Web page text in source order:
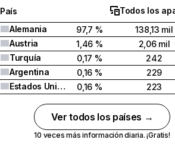
País
Todos los
Alemania
97,7 %
138,13 mil
Austria
1,46 %
2,06 mil
Turquía
0,17 %
242
Argentina
0,16 %
229
Estados Unidos
0,16 % 223
Ver todos los países →
10 veces más información diaria. ¡Gratis!